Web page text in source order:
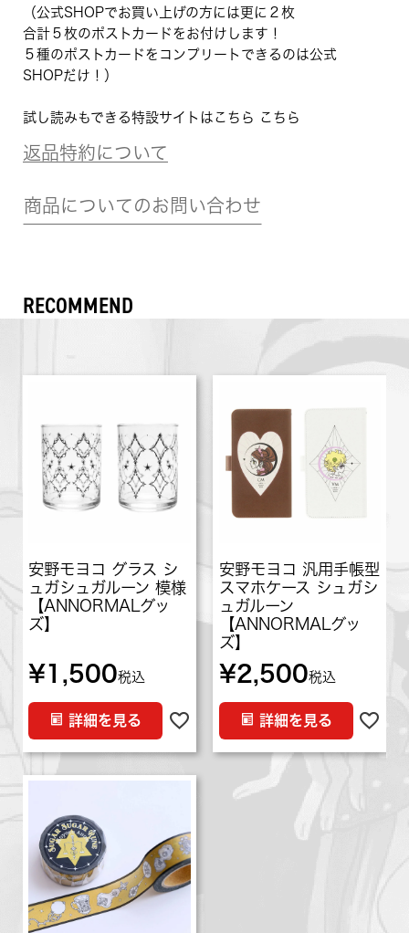
（公式SHOPでお買い上げの方には更に２枚
合計５枚のポストカードをお付けします！
５種のポストカードをコンプリートできるのは公式
SHOPだけ！）
試し読みもできる特設サイトはこちら こちら
返品特約について
商品についてのお問い合わせ
RECOMMEND
安野モヨコ グラス シ
ュガシュガルーン 模様
【ANNORMALグッ
ズ】
¥1,500税込
詳細を見る
安野モヨコ 汎用手帳型
スマホケース シュガシ
ュガルーン
【ANNORMALグッ
ズ】
¥2,500税込
詳細を見る